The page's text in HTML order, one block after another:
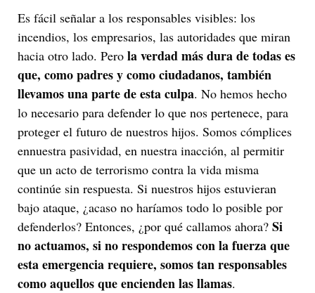
Es fácil señalar a los responsables visibles: los
incendios, los empresarios, las autoridades que miran
hacia otro lado. Pero la verdad más dura de todas es
que, como padres y como ciudadanos, también
llevamos una parte de esta culpa. No hemos hecho
lo necesario para defender lo que nos pertenece, para
proteger el futuro de nuestros hijos. Somos cómplices
ennuestra pasividad, en nuestra inacción, al permitir
que un acto de terrorismo contra la vida misma
continúe sin respuesta. Si nuestros hijos estuvieran
bajo ataque, ¿acaso no haríamos todo lo posible por
defenderlos? Entonces, ¿por qué callamos ahora? Si
no actuamos, si no respondemos con la fuerza que
esta emergencia requiere, somos tan responsables
como aquellos que encienden las llamas.